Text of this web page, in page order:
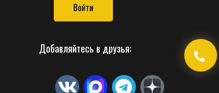
Войти
Добавляйтесь в друзья: